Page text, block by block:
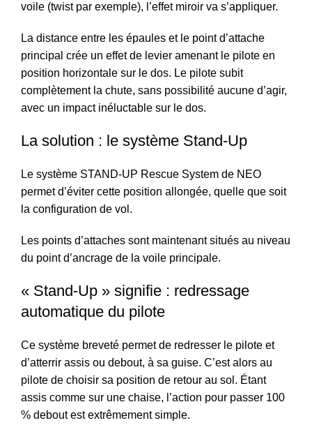
voile (twist par exemple), l’effet miroir va s’appliquer.
La distance entre les épaules et le point d’attache
principal crée un effet de levier amenant le pilote en
position horizontale sur le dos. Le pilote subit
complètement la chute, sans possibilité aucune d’agir,
avec un impact inéluctable sur le dos.
La solution : le système Stand-Up
Le système STAND-UP Rescue System de NEO
permet d’éviter cette position allongée, quelle que soit
la configuration de vol.
Les points d’attaches sont maintenant situés au niveau
du point d’ancrage de la voile principale.
« Stand-Up » signifie : redressage
automatique du pilote
Ce système breveté permet de redresser le pilote et
d’atterrir assis ou debout, à sa guise. C’est alors au
pilote de choisir sa position de retour au sol. Étant
assis comme sur une chaise, l’action pour passer 100
% debout est extrêmement simple.